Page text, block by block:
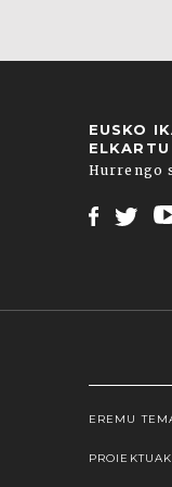
EUSKO
ELKARTU
Hurrengo
EREMU
PROIEKTUAK
Webgune
hauta